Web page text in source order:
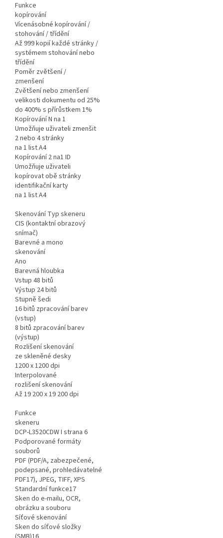
Funkce
kopírování
Vícenásobné kopírování /
stohování / třídění
Až 999 kopií každé stránky /
systémem stohování nebo
třídění
Poměr zvětšení /
zmenšení
Zvětšení nebo zmenšení
velikosti dokumentu od 25%
do 400% s přírůstkem 1%
Kopírování N na 1
Umožňuje uživateli zmenšit
2 nebo 4 stránky
na 1 list A4
Kopírování 2 na1 ID
Umožňuje uživateli
kopírovat obě stránky
identifikační karty
na 1 list A4
Skenování Typ skeneru
CIS (kontaktní obrazový
snímač)
Barevné a mono
skenování
Ano
Barevná hloubka
Vstup 48 bitů
Výstup 24 bitů
Stupně šedi
16 bitů zpracování barev
(vstup)
8 bitů zpracování barev
(výstup)
Rozlišení skenování
ze skleněné desky
1200 x 1200 dpi
Interpolované
rozlišení skenování
Až 19 200 x 19 200 dpi
Funkce
skeneru
DCP-L3520CDW I strana 6
Podporované formáty
souborů
PDF (PDF/A, zabezpečené,
podepsané, prohledávatelné
PDF17), JPEG, TIFF, XPS
Standardní funkce17
Sken do e-mailu, OCR,
obrázku a souboru
Síťové skenování
Sken do síťové složky